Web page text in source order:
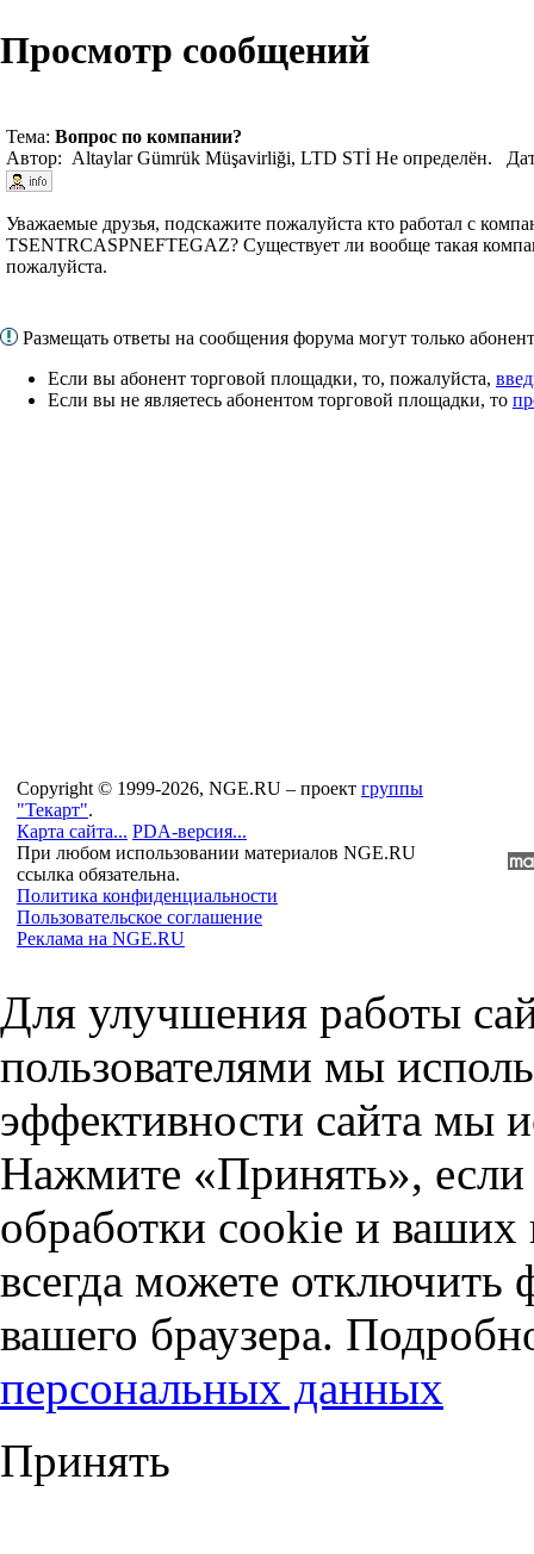
Просмотр сообщений
Тема: Вопрос по компании?
Автор: Altaylar Gümrük Müşavirliği, LTD STİ Не определён.
Уважаемые друзья, подскажите пожалуйста кто работал с
TSENTRCASPNEFTEGAZ? Существует ли вообще такая
пожалуйста.
Размещать ответы на сообщения форума могут только
Если вы абонент торговой площадки, то, пожалуйста,
Если вы не являетесь абонентом торговой площадки, то
Copyright © 1999-2026, NGE.RU – проект группы
"Текарт".
Карта сайта... PDA-версия...
При любом использовании материалов NGE.RU
ссылка обязательна.
Политика конфиденциальности
Пользовательское соглашение
Реклама на NGE.RU
Для улучшения работы
пользователями мы
эффективности сайта мы
Нажмите «Принять», если
обработки cookie и
всегда можете отключить
вашего браузера.
персональных данных
Принять